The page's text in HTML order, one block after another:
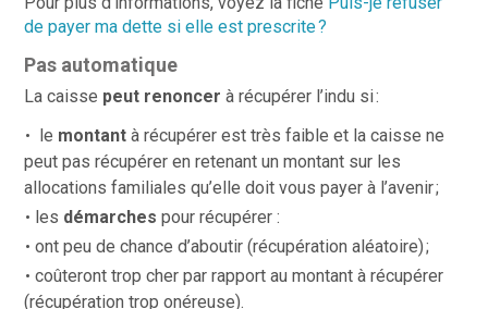
de payer ma dette si elle est prescrite ?
Pas automatique
La caisse peut renoncerà récupérer l’indu si :
le montant à récupérer est très faible et la caisse ne
peut pas récupérer en retenant un montant sur les
allocations familiales qu’elle doit vous payer à l’avenir;
les démarches pour récupérer :
ont peu de chance d’aboutir (récupération aléatoire) ;
coûteront trop cher par rapport au montant à récupérer
(récupération trop onéreuse).